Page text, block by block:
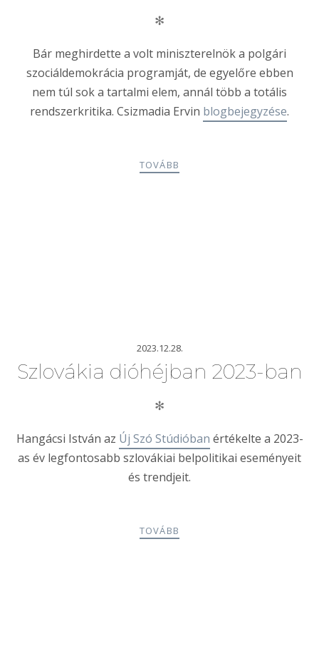
✻
Bár meghirdette a volt miniszterelnök a polgári
szociáldemokrácia programját, de egyelőre ebben
nem túl sok a tartalmi elem, annál több a totális
rendszerkritika. Csizmadia Ervin blogbejegyzése.
TOVÁBB
2023.12.28.
Szlovákia dióhéjban 2023-ban
✻
Hangácsi István az Új Szó Stúdióban értékelte a 2023-
as év legfontosabb szlovákiai belpolitikai eseményeit
és trendjeit.
TOVÁBB